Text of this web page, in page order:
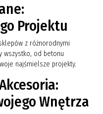
Projektu
z różnorodnymi
wszystko, od betonu
najśmielsze projekty.
Wnętrza